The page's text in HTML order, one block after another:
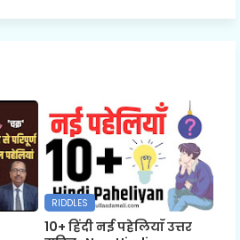
RIDDLES
10+ हिंदी नई पहेलियाँ उत्तर